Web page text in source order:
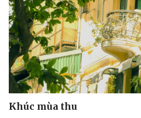
Nhi khoa
Nam khoa
Làm đẹp - giảm cân
Phòng mạch online
Ăn sạch sống khỏe
Khúc mùa thu